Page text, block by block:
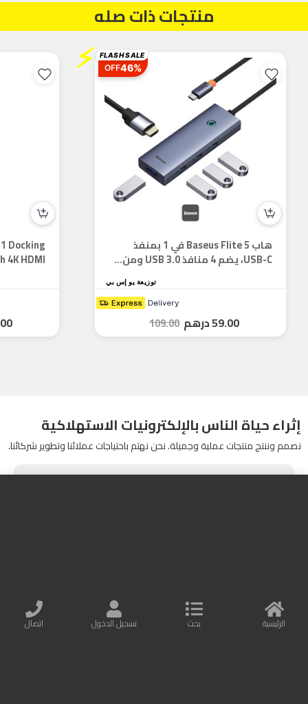
منتجات ذات صله
⚡ FLASH SALE
46%
OFF
هاب Baseus Flite 5 في 1 بمنفذ
USB-C، يضم 4 منافذ USB 3.0 ومن...
توزيعة يو إس بي
59.00درهم 109.00
Docking
HDMI...
إثراء حياة الناس بالإلكترونيات الاستهلاكية
نصمم وننتج منتجات عملية وجميلة. نحن نهتم باحتياجات عملائنا وتطوير شركائنا.
مزيد من المعلومات
All Rights are reserved الرئيسية بحث تسجيل الدخول اتصال